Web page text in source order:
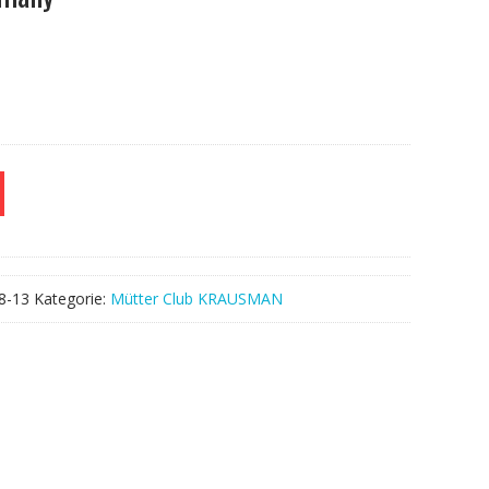
13 Kategorie: Mütter Club KRAUSMAN